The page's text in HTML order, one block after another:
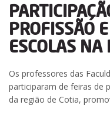
PROFISSÃO
ESCOLAS NA
Os professores das
participaram de feiras de
da região de Cotia,